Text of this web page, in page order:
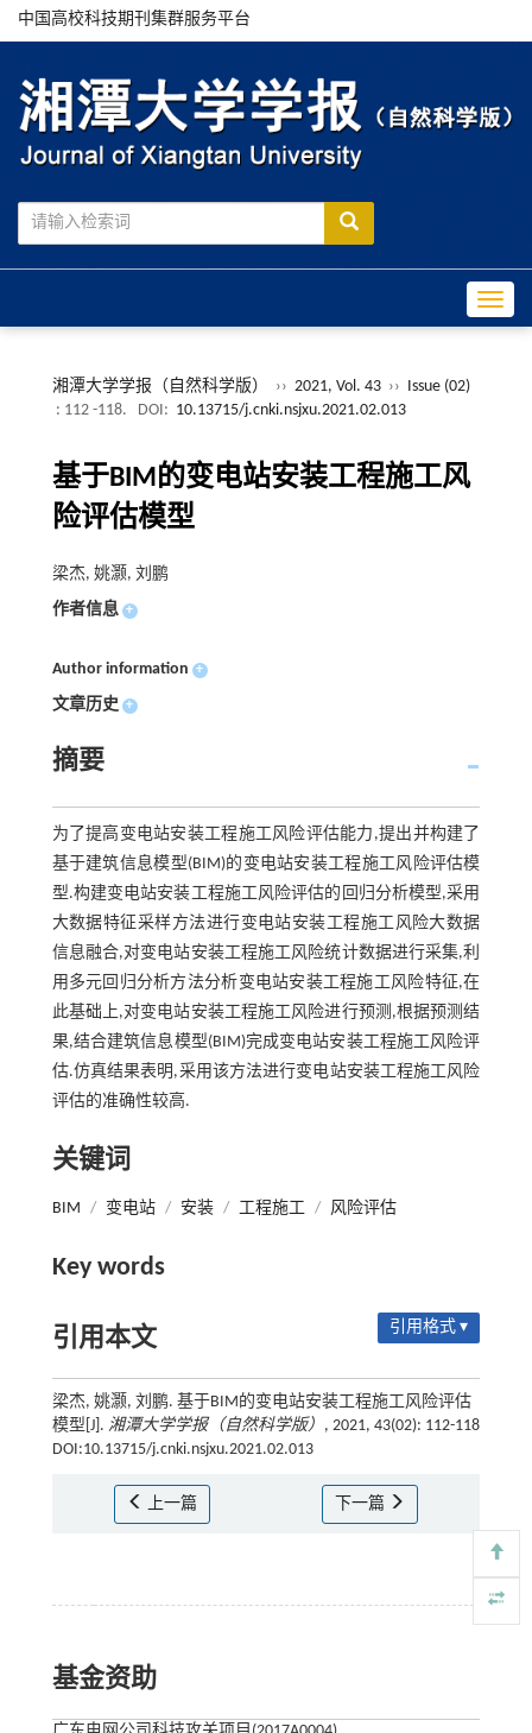
中国高校科技期刊集群服务平台
湘潭大学学报（自然科学版） ›› 2021, Vol. 43 ›› Issue (02)
: 112 -118.
DOI: 10.13715/j.cnki.nsjxu.2021.02.013
基于BIM的变电站安装工程施工风
险评估模型
梁杰, 姚灏, 刘鹏
作者信息 +
Author information +
文章历史 +
摘要
为了提高变电站安装工程施工风险评估能力,提出并构建了
基于建筑信息模型(BIM)的变电站安装工程施工风险评估模
型.构建变电站安装工程施工风险评估的回归分析模型,采用
大数据特征采样方法进行变电站安装工程施工风险大数据
信息融合,对变电站安装工程施工风险统计数据进行采集,利
用多元回归分析方法分析变电站安装工程施工风险特征,在
此基础上,对变电站安装工程施工风险进行预测,根据预测结
果,结合建筑信息模型(BIM)完成变电站安装工程施工风险评
估.仿真结果表明,采用该方法进行变电站安装工程施工风险
评估的准确性较高.
关键词
BIM / 变电站 / 安装 / 工程施工 / 风险评估
Key words
引用本文 引用格式 ▾
梁杰, 姚灏, 刘鹏. 基于BIM的变电站安装工程施工风险评估
模型[J]. 湘潭大学学报（自然科学版） , 2021, 43(02): 112-118
DOI:10.13715/j.cnki.nsjxu.2021.02.013
上一篇 下一篇
基金资助